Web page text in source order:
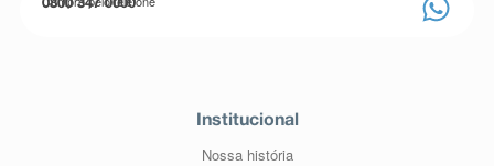
0800 347 0000
Institucional
Nossa história